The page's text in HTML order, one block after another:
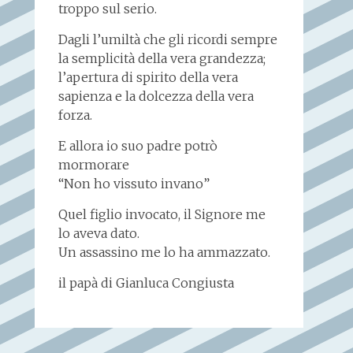
troppo sul serio.
Dagli l’umiltà che gli ricordi sempre
la semplicità della vera grandezza;
l’apertura di spirito della vera
sapienza e la dolcezza della vera
forza.
E allora io suo padre potrò
mormorare
“Non ho vissuto invano”
Quel figlio invocato, il Signore me
lo aveva dato.
Un assassino me lo ha ammazzato.
il papà di Gianluca Congiusta